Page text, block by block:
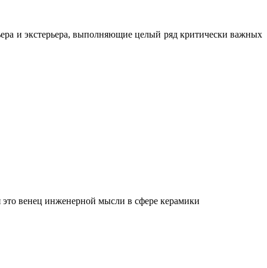
и экстерьера, выполняющие целый ряд критически важных
венец инженерной мысли в сфере керамики